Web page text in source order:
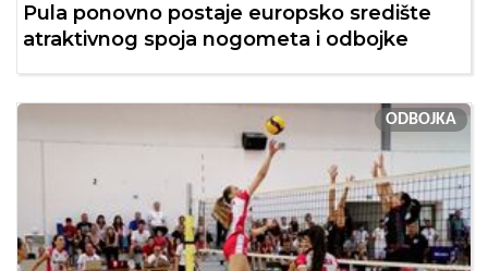
Pula ponovno postaje europsko središte
atraktivnog spoja nogometa i odbojke
ODBOJKA